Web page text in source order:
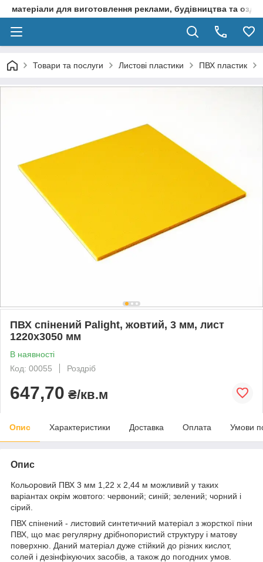
матеріали для виготовлення реклами, будівництва та
Товари та послуги Листові пластики ПВХ пластик
ПВХ спінений Palight, жовтий, 3 мм, лист
1220х3050 мм
В наявності
Код: 00055
Роздріб
647,70 ₴/кв.м
Опис Характеристики Доставка Оплата Умови
Опис
Кольоровий ПВХ 3 мм 1,22 х 2,44 м можливий у таких
варіантах окрім жовтого: червоний; синій; зелений; чорний і
сірий.
ПВХ спінений - листовий синтетичний матеріал з жорсткої піни
ПВХ, що має регулярну дрібнопористий структуру і матову
поверхню. Даний матеріал дуже стійкий до різних кислот,
солей і дезінфікуючих засобів, а також до погодних умов.